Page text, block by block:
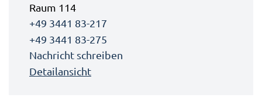
Raum 114
+49 3441 83-217
+49 3441 83-275
Nachricht schreiben
Detailansicht